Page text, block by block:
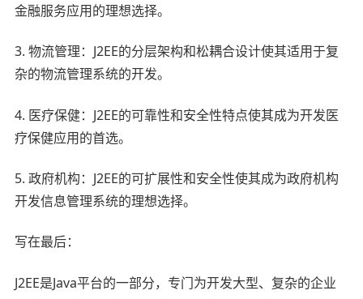
金融服务应用的理想选择。
3. 物流管理：J2EE的分层架构和松耦合设计使其适用于复
杂的物流管理系统的开发。
4. 医疗保健：J2EE的可靠性和安全性特点使其成为开发医
疗保健应用的首选。
5. 政府机构：J2EE的可扩展性和安全性使其成为政府机构
开发信息管理系统的理想选择。
写在最后：
J2EE是Java平台的一部分，专门为开发大型、复杂的企业